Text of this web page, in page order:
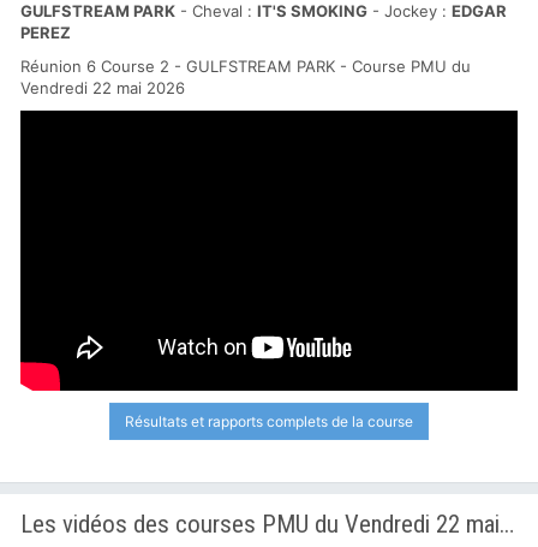
GULFSTREAM PARK - Cheval : IT'S SMOKING - Jockey : EDGAR
PEREZ
Réunion 6 Course 2 - GULFSTREAM PARK - Course PMU du
Vendredi 22 mai 2026
Résultats et rapports complets de la course
Les vidéos des courses PMU du Vendredi 22 mai 2026